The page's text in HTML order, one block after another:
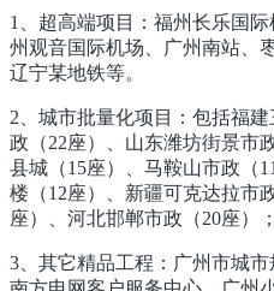
1、超高端项目：福州长乐国
州观音国际机场、广州南站、
辽宁某地铁等。
2、城市批量化项目：包括福
政（22座）、山东潍坊街景市
县城（15座）、马鞍山市政（
楼（12座）、新疆可克达拉市
座）、河北邯郸市政（20座）；
3、其它精品工程：广州市城市